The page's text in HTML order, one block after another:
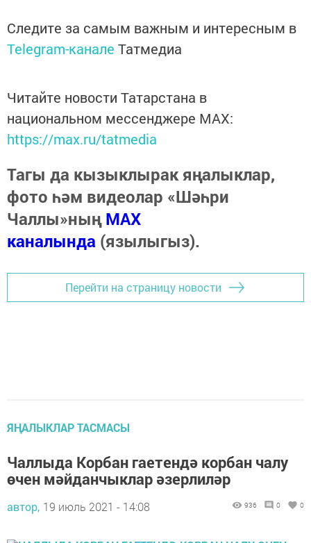
Следите за самым важным и интересным в
Telegram-канале Татмедиа
Читайте новости Татарстана в
национальном мессенджере MАХ:
https://max.ru/tatmedia
Тагы да кызыклырак яңалыклар,
фото һәм видеолар «Шәһри
Чаллы»ныңMAX
каналында (язылыгыз).
Перейти на страницу новости
ЯҢАЛЫКЛАР ТАСМАСЫ
Чаллыда Корбан гаетендә корбан чалу
өчен мәйданчыклар әзерлиләр
автор, 19 июль 2021 - 14:08 936 0 0